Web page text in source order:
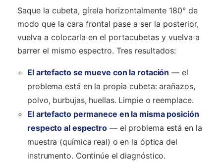
Saque la cubeta, gírela horizontalmente 180° de
modo que la cara frontal pase a ser la posterior,
vuelva a colocarla en el portacubetas y vuelva a
barrer el mismo espectro. Tres resultados:
El artefacto se mueve con la rotación — el
problema está en la propia cubeta: arañazos,
polvo, burbujas, huellas. Limpie o reemplace.
El artefacto permanece en la misma posición
respecto al espectro — el problema está en la
muestra (química real) o en la óptica del
instrumento. Continúe el diagnóstico.